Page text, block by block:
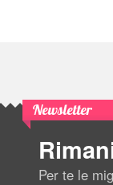
Newsletter
Per te le